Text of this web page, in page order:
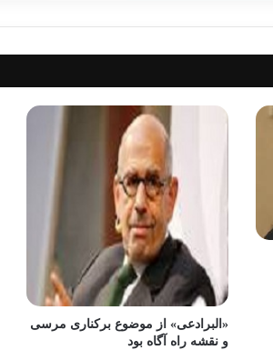
«البرادعی» از موضوع برکناری مرسی
و نقشه راه آگاه بود